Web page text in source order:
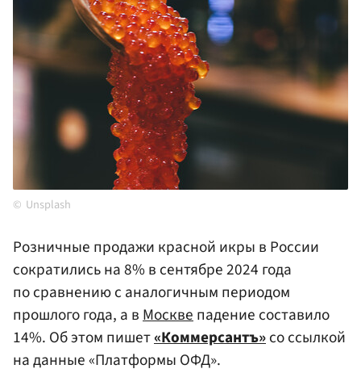
Unsplash
Розничные продажи красной икры в России
сократились на 8% в сентябре 2024 года
по сравнению с аналогичным периодом
прошлого года, а вМосквепадение составило
14%. Об этом пишет«Коммерсантъ»со ссылкой
на данные «Платформы ОФД».